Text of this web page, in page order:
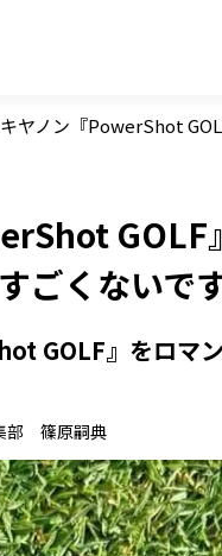
キヤノン『PowerShot
GOLF
ごくないで
GOLF』をロマ
部 篠原嗣典